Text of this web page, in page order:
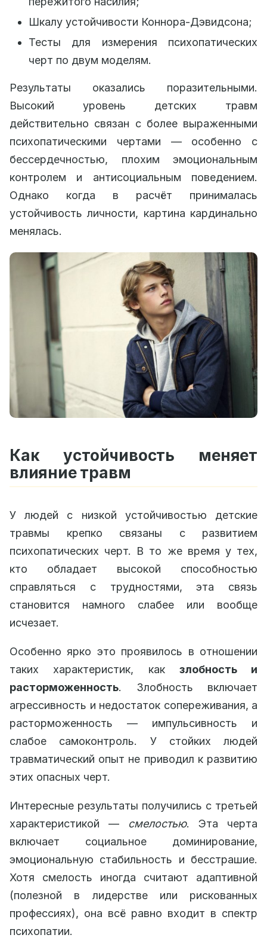
Шкалу устойчивости Коннора-Дэвидсона;
Тесты для измерения психопатических
черт по двум моделям.
Результаты оказались поразительными.
Высокий уровень детских травм
действительно связан с более выраженными
психопатическими чертами — особенно с
бессердечностью, плохим эмоциональным
контролем и антисоциальным поведением.
Однако когда в расчёт принималась
устойчивость личности, картина кардинально
менялась.
Как устойчивость меняет
влияние травм
У людей с низкой устойчивостью детские
травмы крепко связаны с развитием
психопатических черт. В то же время у тех,
кто обладает высокой способностью
справляться с трудностями, эта связь
становится намного слабее или вообще
исчезает.
Особенно ярко это проявилось в отношении
таких характеристик, как злобность и
расторможенность. Злобность включает
агрессивность и недостаток сопереживания, а
расторможенность — импульсивность и
слабое самоконтроль. У стойких людей
травматический опыт не приводил к развитию
этих опасных черт.
Интересные результаты получились с третьей
характеристикой — смелостью. Эта черта
включает социальное доминирование,
эмоциональную стабильность и бесстрашие.
Хотя смелость иногда считают адаптивной
(полезной в лидерстве или рискованных
профессиях), она всё равно входит в спектр
психопатии.